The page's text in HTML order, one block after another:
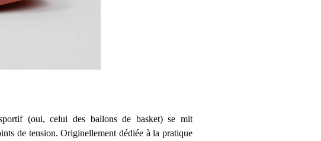
(oui, celui des ballons de basket) se mit
de tension. Originellement dédiée à la pratique